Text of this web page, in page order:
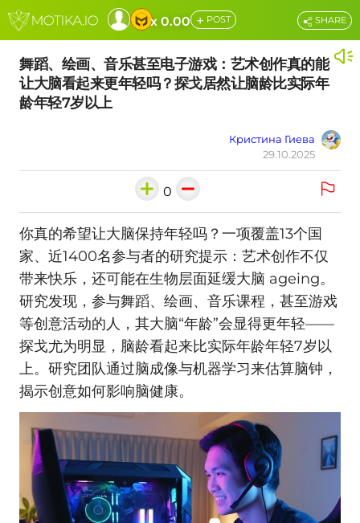
x 0.00 + POST
舞蹈、绘画、音乐甚至电子游戏：艺术创作真的能
让大脑看起来更年轻吗？探戈居然让脑龄比实际年
龄年轻7岁以上
Кристина Гиева
29.10.2025
SHARE
0
你真的希望让大脑保持年轻吗？一项覆盖13个国
家、近1400名参与者的研究提示：艺术创作不仅
带来快乐，还可能在生物层面延缓大脑 ageing。
研究发现，参与舞蹈、绘画、音乐课程，甚至游戏
等创意活动的人，其大脑“年龄”会显得更年轻——
探戈尤为明显，脑龄看起来比实际年龄年轻7岁以
上。研究团队通过脑成像与机器学习来估算脑钟，
揭示创意如何影响脑健康。